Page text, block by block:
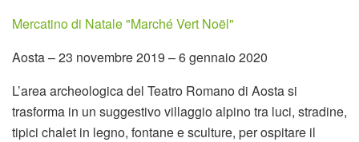
Mercatino di Natale "Marché Vert Noël"
Aosta – 23 novembre 2019 – 6 gennaio 2020
L’area archeologica del Teatro Romano di Aosta si
trasforma in un suggestivo villaggio alpino tra luci, stradine,
tipici chalet in legno, fontane e sculture, per ospitare il